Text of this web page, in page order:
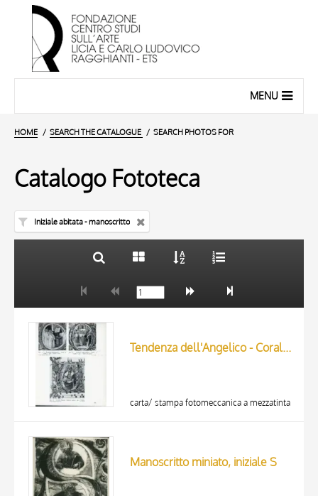
MENU
HOME SEARCH THE CATALOGUE SEARCH PHOTOS FOR
Catalogo Fototeca
Iniziale abitata - manoscritto
AUTHOR
MATERIAL AND TECHNIQUE
Tendenza dell'Angelico - Corale 3 (1409) c. 39v. - Frati a coro; Tendenza dell'Angelico - Corale 3 (1409) c. 55v. - Danza di David; Lorenzo Monaco - Corale 3 (1409) c. 44v. - Profeta
carta/ stampa fotomeccanica a mezzatinta
Manoscritto miniato, iniziale S